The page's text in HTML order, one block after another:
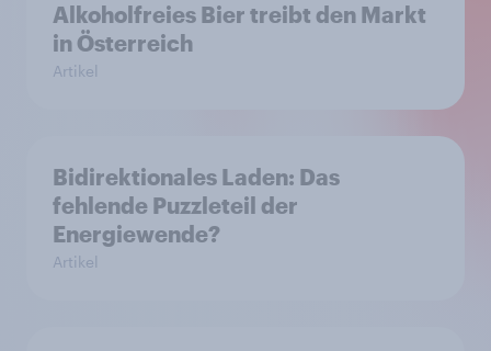
Alkoholfreies Bier treibt den Markt
in Österreich
Artikel
Bidirektionales Laden: Das
fehlende Puzzleteil der
Energiewende?
Artikel